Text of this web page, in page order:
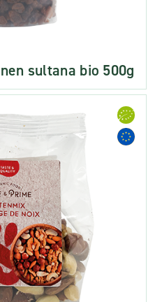
sultana bio 500g